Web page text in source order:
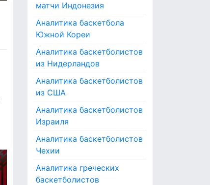
матчи Индонезия
Аналитика баскетбола
Южной Кореи
Аналитика баскетболистов
из Нидерландов
Аналитика баскетболистов
из США
Аналитика баскетболистов
Израиля
Аналитика баскетболистов
Чехии
Аналитика греческих
баскетболистов